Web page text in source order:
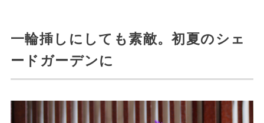
一輪挿しにしても素敵。初夏のシェ
ードガーデンに